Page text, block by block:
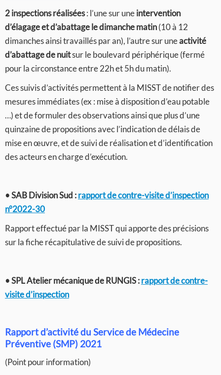
2 inspections réalisées: l’une sur uneintervention
d’élagage et d’abattage le dimanche matin(10 à 12
dimanches ainsi travaillés par an), l’autre sur uneactivité
d’abattage de nuitsur le boulevard périphérique (fermé
pour la circonstance entre 22h et 5h du matin).
Ces suivis d’activités permettent à la MISST de notifier des
mesures immédiates (ex : mise à disposition d’eau potable
…) et de formuler des observations ainsi que plus d’une
quinzaine de propositions avec l’indication de délais de
mise en œuvre, et de suivi de réalisation et d’identification
des acteurs en charge d’exécution.
• SAB Division Sud :rapport de contre-visite d’inspection
n°2022-30
Rapport effectué par la MISST qui apporte des précisions
sur la fiche récapitulative de suivi de propositions.
• SPL Atelier mécanique de RUNGIS :rapport de contre-
visite d’inspection
Rapport d’activité du Service de Médecine
Préventive (SMP) 2021
(Point pour information)